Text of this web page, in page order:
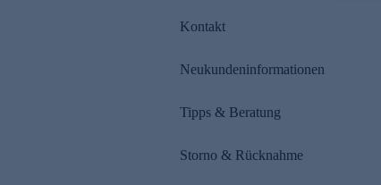
Kontakt
Neukundeninformationen
Tipps & Beratung
Storno & Rücknahme